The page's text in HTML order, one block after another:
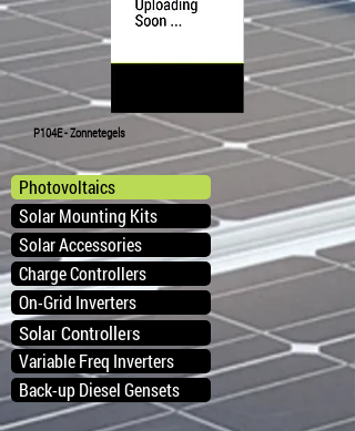
P104E - Zonnetegels
Photovoltaics
Solar Mounting Kits
Solar Accessories
Charge Controllers
On-Grid Inverters
Solar Controllers
Variable Freq Inverters
Back-up Diesel Gensets